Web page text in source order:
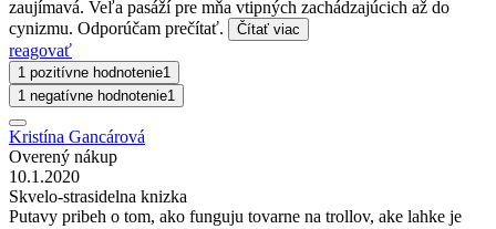
zaujímavá. Veľa pasáží pre mňa vtipných zachádzajúcich až do
cynizmu. Odporúčam prečítať.
Čítať viac
reagovať
1 pozitívne hodnotenie1
1 negatívne hodnotenie1
Kristína Gancárová
Overený nákup
10.1.2020
Skvelo-strasidelna knizka
Putavy pribeh o tom, ako funguju tovarne na trollov, ake lahke je